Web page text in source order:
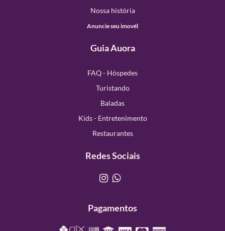
Nossa história
Anuncie seu imovél
Guia Auora
FAQ - Hóspedes
Turistando
Baladas
Kids - Entretenimento
Restaurantes
Redes Sociais
Pagamentos